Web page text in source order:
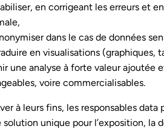
en corrigeant les erreurs et
dans le cas de données
en visualisations (graphiques,
une analyse à forte valeur ajoutée
voire commercialisables.
à leurs fins, les responsables
unique pour l’exposition, la